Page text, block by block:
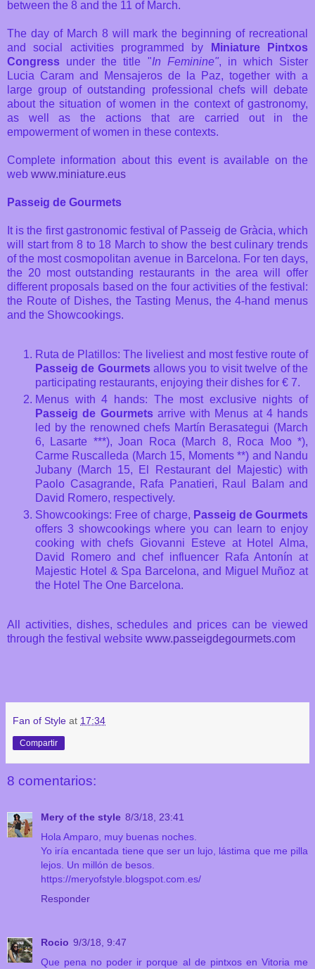
between the 8 and the 11 of March.
The day of March 8 will mark the beginning of recreational
and social activities programmed by
Miniature Pintxos
Congress under the title "In Feminine", in which Sister
Lucia Caram and Mensajeros de la Paz, together with a
large group of outstanding professional chefs will debate
about the situation of women in the context of gastronomy,
as well as the actions that are carried out in the
empowerment of women in these contexts.
Complete information about this event is available on the
web www.miniature.eus
Passeig de Gourmets
It is the first gastronomic festival of Passeig de Gràcia, which
will start from 8 to 18 March to show the best culinary trends
of the most cosmopolitan avenue in Barcelona. For ten days,
the 20 most outstanding restaurants in the area will offer
different proposals based on the four activities of the festival:
the Route of Dishes, the Tasting Menus, the 4-hand menus
and the Showcookings.
Ruta de Platillos: The liveliest and most festive route of
Passeig de Gourmetsallows you to visit twelve of the
participating restaurants, enjoying their dishes for € 7.
Menus with 4 hands: The most exclusive nights of
Passeig de Gourmets arrive with Menus at 4 hands
led by the renowned chefs Martín Berasategui (March
6, Lasarte ***), Joan Roca (March 8, Roca Moo *),
Carme Ruscalleda (March 15, Moments **) and Nandu
Jubany (March 15, El Restaurant del Majestic) with
Paolo Casagrande, Rafa Panatieri, Raul Balam and
David Romero, respectively.
Showcookings: Free of charge, Passeig de Gourmets
offers 3 showcookings where you can learn to enjoy
cooking with chefs Giovanni Esteve at Hotel Alma,
David Romero and chef influencer Rafa Antonín at
Majestic Hotel & Spa Barcelona, ​​and Miguel Muñoz at
the Hotel The One Barcelona.
All activities, dishes, schedules and prices can be viewed
through the festival website www.passeigdegourmets.com
Fan of Style at 17:34
Compartir
8 comentarios:
Mery of the style 8/3/18, 23:41
Hola Amparo, muy buenas noches.
Yo iría encantada tiene que ser un lujo, lástima que me pilla
lejos. Un millón de besos.
https://meryofstyle.blogspot.com.es/
Responder
Rocio 9/3/18, 9:47
Que pena no poder ir porque al de pintxos en Vitoria me